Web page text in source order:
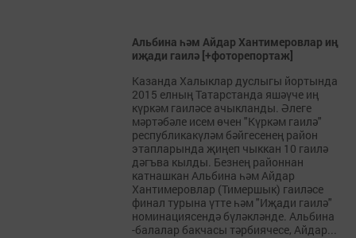
Альбина һәм Айдар Хантимеровлар иң
иҗади гаилә [+фоторепортаж]
Казанда Халыклар дуслыгы йортында
2015 елның Татарстанда яшәүче иң
күркәм гаиләсе ачыкланды. Әлеге
мәртәбәле исем өчен "Күркәм гаилә"
республикакүләм бәйгесенең район
этапларында җиңеп чыккан 10 гаилә
дәгъва кылды. Безнең районнан
катнашкан Альбина һәм Айдар
Хантимеровлар (Тимершык) гаиләсе
финал турына үтте һәм "Иҗади гаилә"
номинациясендә бүләкләнде. Альбина
-балалар бакчасы тәрбиячесе, Айдар...